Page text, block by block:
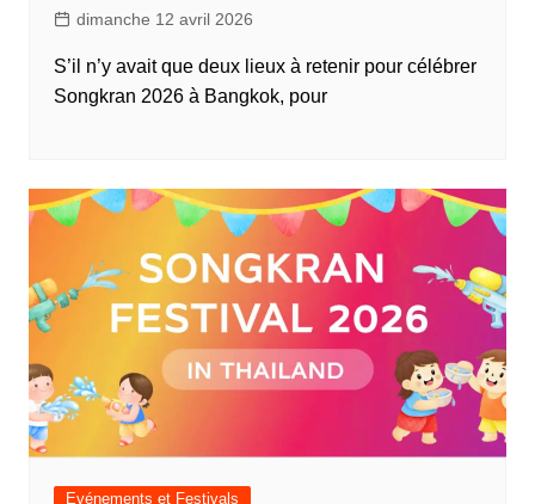
dimanche 12 avril 2026
S’il n’y avait que deux lieux à retenir pour célébrer
Songkran 2026 à Bangkok, pour
Evénements et Festivals